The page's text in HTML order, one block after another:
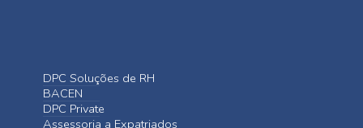
DPC Soluções de RH
BACEN
DPC Private
Assessoria a Expatriados